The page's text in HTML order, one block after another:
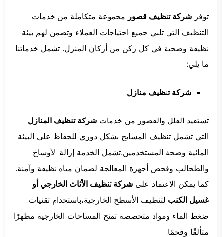
توفر شركة تنظيف قصور مجموعة متكاملة من خدمات
التنظيف التي تلبي جميع احتياجات العملاء وتضمن لهم بيئة
نظيفة وصحية في كل ركن من أركان المنزل. تشمل خدماتنا
ما يلي:
شركة تنظيف منازل
تستفيد الفلل والقصور من خدمات شركة تنظيف المنازل
التي تشمل تنظيف المسابح بشكل دوري للحفاظ على البيئة
المائية وصحة المستخدمين.تشمل الخدمة إزالة الأوساخ
والطحالب وفحص أجهزة المعالجة لضمان مياه نظيفة وآمنة.
كما يمكن الاعتماد على شركة تنظيف الأثاث الخارجي أو
غسيل الكنب لتنظيف الأسطح الخارجية،باستخدام تقنيات
ضغط الماء ومواد متخصصة تمنح المساحات الخارجية مظهرًا
متألقًا وفخمًا.